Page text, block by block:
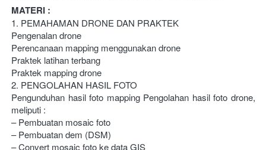
MATERI :
1. PEMAHAMAN DRONE DAN PRAKTEK
Pengenalan drone
Perencanaan mapping menggunakan drone
Praktek latihan terbang
Praktek mapping drone
2. PENGOLAHAN HASIL FOTO
Pengunduhan hasil foto mapping Pengolahan hasil foto drone,
meliputi :
– Pembuatan mosaic foto
– Pembuatan dem (DSM)
– Convert mosaic foto ke data GIS